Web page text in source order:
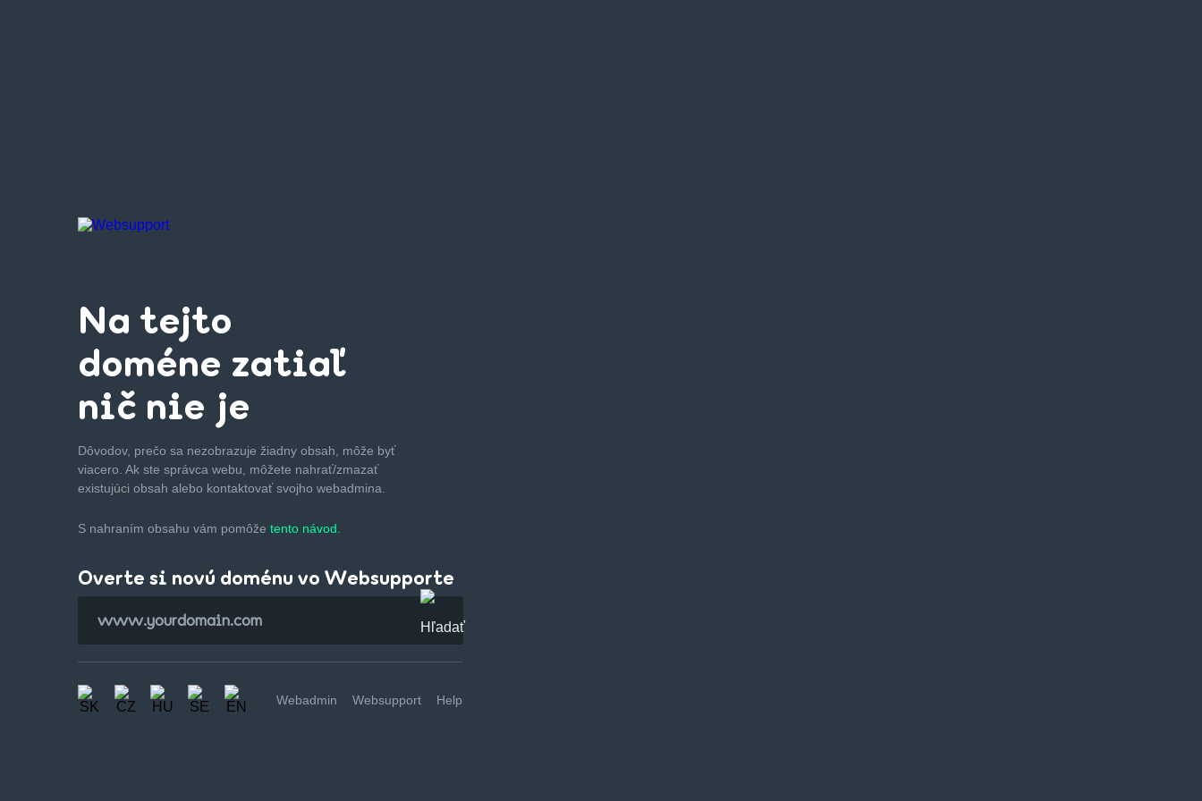
Na tejto
doméne zatiaľ
nič nie je
Dôvodov, prečo sa nezobrazuje žiadny obsah, môže byť
viacero. Ak ste správca webu, môžete nahrať/zmazať
existujúci obsah alebo kontaktovať svojho webadmina.
S nahraním obsahu vám pomôže tento návod.
Overte si novú doménu vo Websupporte
Webadmin Websupport Help